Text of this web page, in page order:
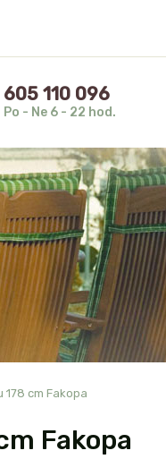
605 110 096
Po - Ne 6 - 22 hod.
178 cm Fakopa
Fakopa